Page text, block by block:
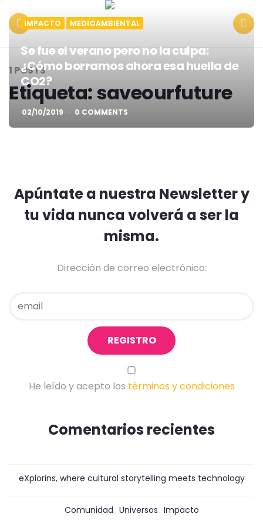
Menu
1 POSTS
Etiqueta:saveourfuture
IMPACTO MEDIOAMBIENTAL
Se fue el verano pero no la culpa:
¿Cómo borramos ahora esa huella de
CO2?
02/10/2019 0 COMMENTS
Apúntate a nuestra Newsletter y
tu vida nunca volverá a ser la
misma.
Dirección de correo electrónico:
He leído y acepto los términos y condiciones
Comentarios recientes
eXplorins, where cultural storytelling meets technology
Comunidad Universos Impacto